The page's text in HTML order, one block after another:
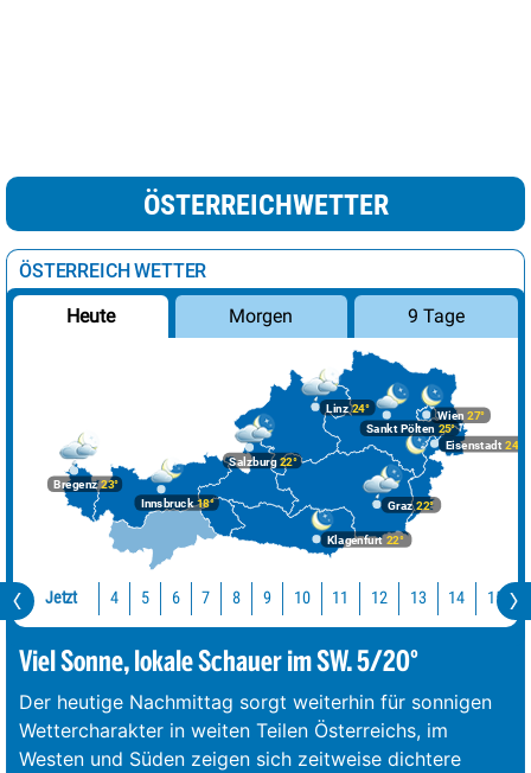
ÖSTERREICHWETTER
ÖSTERREICH WETTER
Heute Morgen 9 Tage
Bregenz23°
Graz22°
Innsbruck18°
Klagenfurt 22°
Linz24°
Salzburg22°
Wien 27°
Eisenstadt 24°
Sankt Pölten 25°
Jetzt 4 5 6 7 8 9 10 11 12 13 14 15
Viel Sonne, lokale Schauer im SW. 5/20°
Der heutige Nachmittag sorgt weiterhin für sonnigen
Wettercharakter in weiten Teilen Österreichs, im
Westen und Süden zeigen sich zeitweise dichtere